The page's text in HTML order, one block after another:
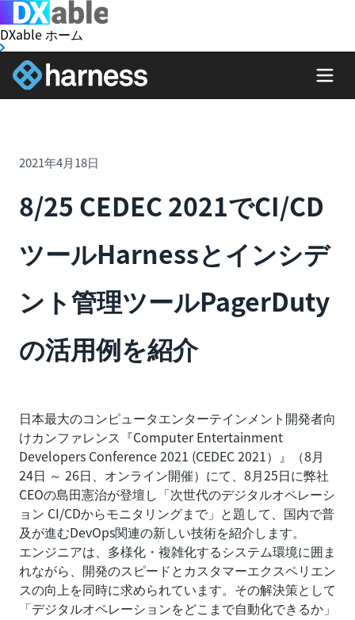
DXable ホーム
2021年4月18日
8/25 CEDEC 2021でCI/CD
ツールHarnessとインシデ
ント管理ツールPagerDuty
の活用例を紹介
日本最大のコンピュータエンターテインメント開発者向
けカンファレンス『Computer Entertainment
Developers Conference 2021 (CEDEC 2021）』（8月
24日 ～ 26日、オンライン開催）にて、8月25日に弊社
CEOの島田憲治が登壇し「次世代のデジタルオペレーシ
ョン CI/CDからモニタリングまで」と題して、国内で普
及が進むDevOps関連の新しい技術を紹介します。
エンジニアは、多様化・複雑化するシステム環境に囲ま
れながら、開発のスピードとカスタマーエクスペリエン
スの向上を同時に求められています。その解決策として
「デジタルオペレーションをどこまで自動化できるか」